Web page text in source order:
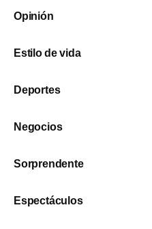
Opinión
Estilo de vida
Deportes
Negocios
Sorprendente
Espectáculos